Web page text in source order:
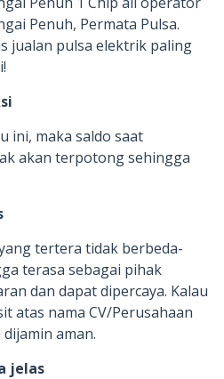
Penuh, Permata Pulsa.
jualan pulsa elektrik paling
ini, maka saldo saat
akan terpotong sehingga
tertera tidak berbeda-
terasa sebagai pihak
dan dapat dipercaya. Kalau
atas nama CV/Perusahaan
aman.
jelas